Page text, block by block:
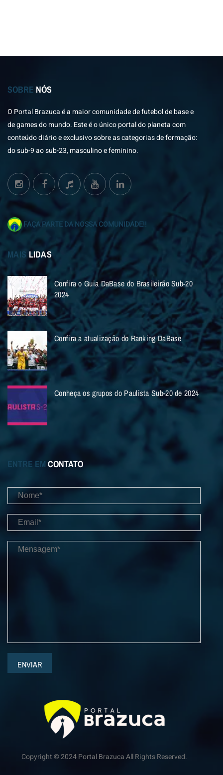
SOBRE NÓS
O Portal Brazuca é a maior comunidade de futebol de base e
de games do mundo. Este é o único portal do planeta com
conteúdo diário e exclusivo sobre as categorias de formação:
do sub-9 ao sub-23, masculino e feminino.
FAÇA PARTE DA NOSSA COMUNIDADE!!
MAIS LIDAS
Confira o Guia DaBase do Brasileirão Sub-20
2024
Confira a atualização do Ranking DaBase
Conheça os grupos do Paulista Sub-20 de 2024
ENTRE EM CONTATO
ENVIAR
Copyright © 2024 Portal Brazuca All Rights Reserved.